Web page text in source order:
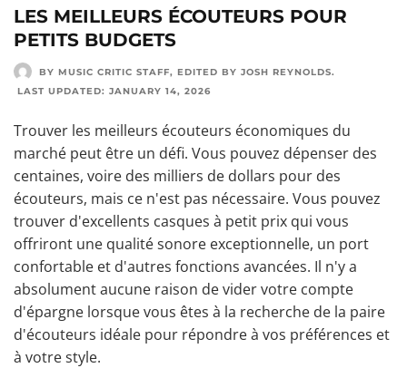
LES MEILLEURS ÉCOUTEURS POUR
PETITS BUDGETS
BY MUSIC CRITIC STAFF, EDITED BY JOSH REYNOLDS.
LAST UPDATED: JANUARY 14, 2026
Trouver les meilleurs écouteurs économiques du
marché peut être un défi. Vous pouvez dépenser des
centaines, voire des milliers de dollars pour des
écouteurs, mais ce n'est pas nécessaire. Vous pouvez
trouver d'excellents casques à petit prix qui vous
offriront une qualité sonore exceptionnelle, un port
confortable et d'autres fonctions avancées. Il n'y a
absolument aucune raison de vider votre compte
d'épargne lorsque vous êtes à la recherche de la paire
d'écouteurs idéale pour répondre à vos préférences et
à votre style.